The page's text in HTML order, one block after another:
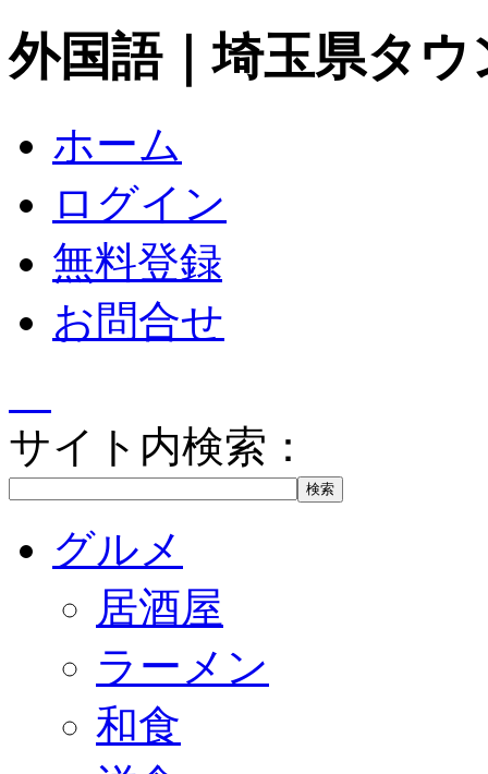
外国語｜埼玉県タ
ホーム
ログイン
無料登録
お問合せ
サイト内検索：
グルメ
居酒屋
ラーメン
和食